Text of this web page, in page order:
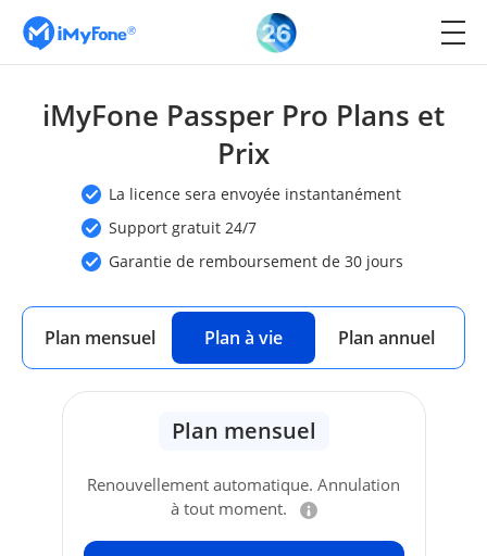
iMyFone Passper Pro Plans et
Prix
La licence sera envoyée instantanément
Support gratuit 24/7
Garantie de remboursement de 30 jours
Plan mensuel Plan à vie Plan annuel
Plan mensuel
Renouvellement automatique. Annulation
à tout moment.